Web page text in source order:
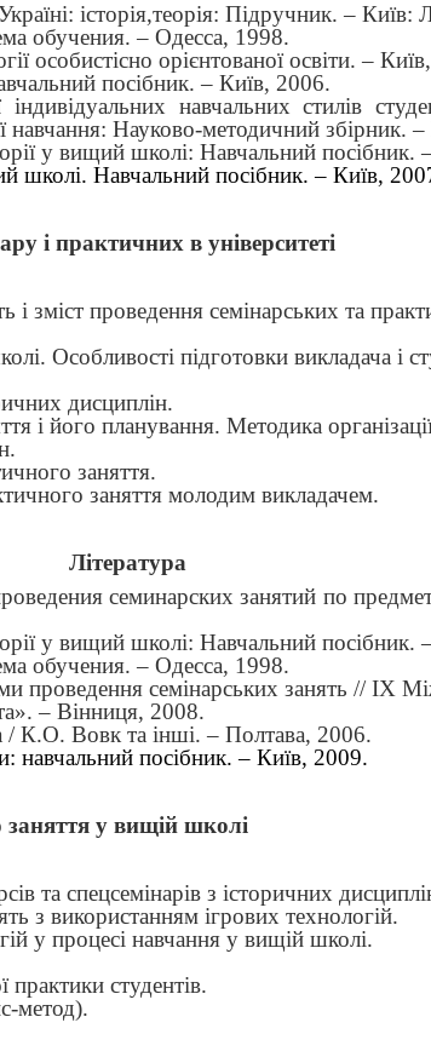
історія,теорія: Підручник. – Київ:
обучения. – Одесса, 1998.
особистісно орієнтованої освіти. –
посібник. – Київ, 2006.
навчальних стилів
навчання: Науково-методичний збірник.
у вищий школі: Навчальний посібник.
Навчальний посібник. – Київ,
і практичних в університеті
і зміст проведення семінарських та
Особливості підготовки викладача і
дисциплін.
і його планування. Методика
заняття.
заняття молодим викладачем.
Література
семинарских занятий по
у вищий школі: Навчальний посібник.
обучения. – Одесса, 1998.
проведення семінарських занять // ІХ
». – Вінниця, 2008.
/ К.О. Вовк та інші. – Полтава, 2006.
посібник. – Київ, 2009.
заняття у вищій школі
та спецсемінарів з історичних
з використанням ігрових технологій.
у процесі навчання у вищій школі.
практики студентів.
метод).